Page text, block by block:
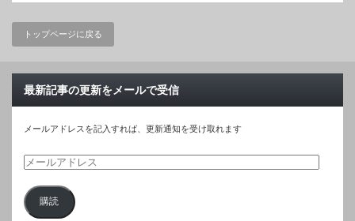
トップページに戻る
最新記事の更新をメールで受信
メールアドレスを記入すれば、更新通知を受け取れます
メ
ル 購読